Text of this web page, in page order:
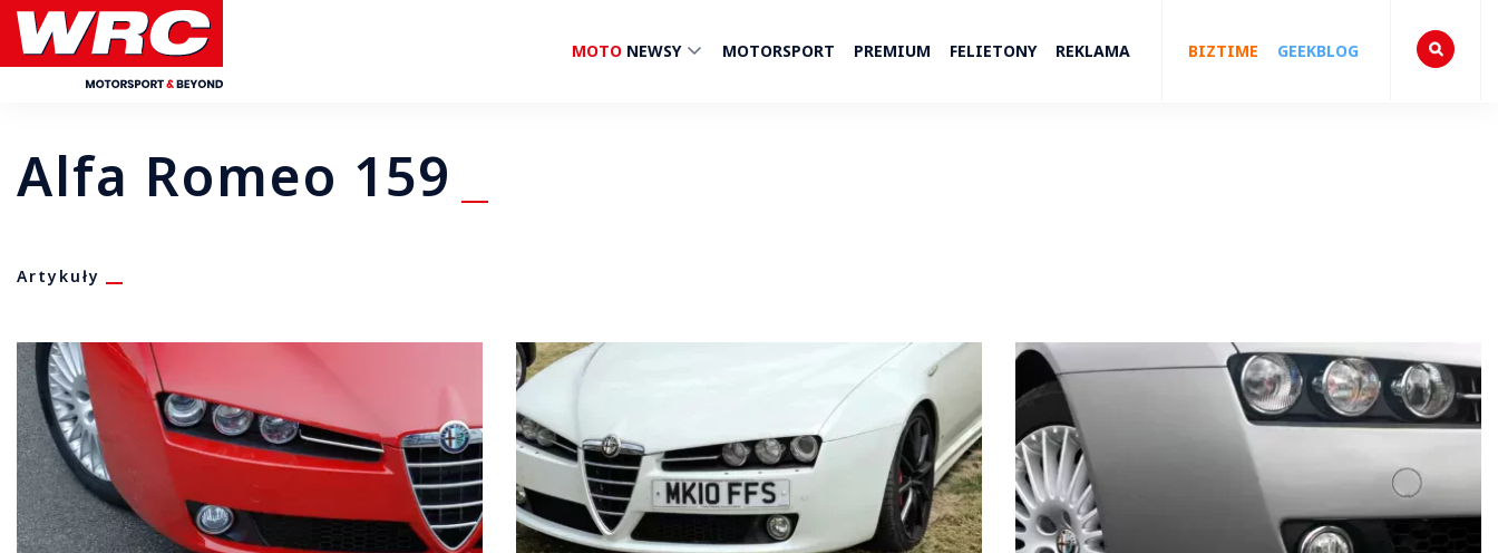
MOTO NEWSY MOTORSPORT PREMIUM FELIETONY REKLAMA BIZTIME GEEKBLOG
Alfa Romeo 159
Artykuły